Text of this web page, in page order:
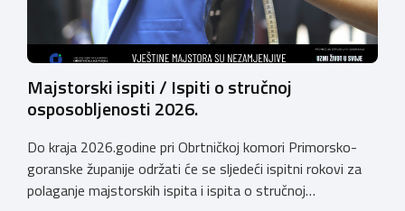
Majstorski ispiti / Ispiti o stručnoj
osposobljenosti 2026.
Do kraja 2026.godine pri Obrtničkoj komori Primorsko-
goranske županije održati će se sljedeći ispitni rokovi za
polaganje majstorskih ispita i ispita o stručnoj